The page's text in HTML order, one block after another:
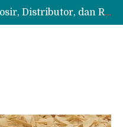
Pusatnya Agen, Grosir, Distributor, dan Reseller Puyur Koin
1 Ball 5 kg